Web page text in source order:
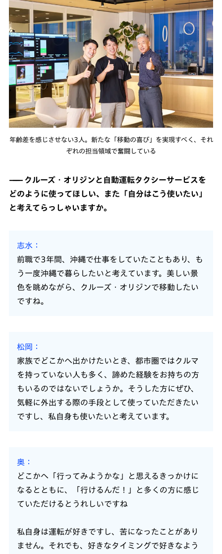
年齢差を感じさせない3人。新たな「移動の喜び」を実現すべく、それ
ぞれの担当領域で奮闘している
クルーズ・オリジンと自動運転タクシーサービスを
どのように使ってほしい、また「自分はこう使いたい」
と考えてらっしゃいますか。
志水
前職で3年間、沖縄で仕事をしていたこともあり、も
う一度沖縄で暮らしたいと考えています。美しい景
色を眺めながら、クルーズ・オリジンで移動したい
ですね。
松岡
家族でどこかへ出かけたいとき、都市圏ではクルマ
を持っていない人も多く、諦めた経験をお持ちの方
もいるのではないでしょうか。そうした方にぜひ、
気軽に外出する際の手段として使っていただきたい
ですし、私自身も使いたいと考えています。
奥
どこかへ「行ってみようかな」と思えるきっかけに
なるとともに、「行けるんだ！」と多くの方に感じ
ていただけるとうれしいですね
私自身は運転が好きですし、苦になったことがあり
ません。それでも、好きなタイミングで好きなよう